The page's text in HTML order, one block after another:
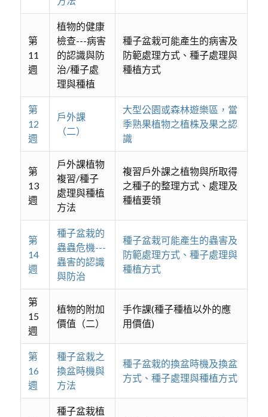
第
11
週
植物的健康
檢查---病害
的認識與防
治/種子處
理與種植
種子盆栽可能產生的病害及
防範處理方式、種子處理與
種植方式
第
12
週
戶外課
（二）
大型公園或森林遊樂區，當
季熟果植物之植株及果之認
識
第
13
週
戶外課植物
複習/種子
處理與種植
方法
複習戶外課之植物與所取得
之種子的整理方式、處理及
種植要領
第
14
週
種子盆栽的
蟲蟲危機---
蟲害的認識
與防治
種子盆栽可能產生的蟲害及
防範處理方式、種子處理與
種植方式
第
15
週
植物的附加
價值（二）
手作課(種子種植以外的應
用價值)
第
16
週
種子盆栽之
換盆時機與
方法
種子盆栽的換盆時機及換盆
方式、種子處理與種植方式
種子盆栽植